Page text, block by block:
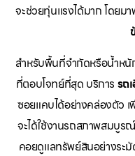
จะช่วยทุ่นแรงได้มาก โดยม
สำหรับพื้นที่จำกัดหรือน้ำหนั
ที่ตอบโจทย์ที่สุด บริการ รถ
ซอยแคบได้อย่างคล่องตัว
จะได้ใช้งานรถสภาพสมบู
คอยดูแลทรัพย์สินอย่างระ